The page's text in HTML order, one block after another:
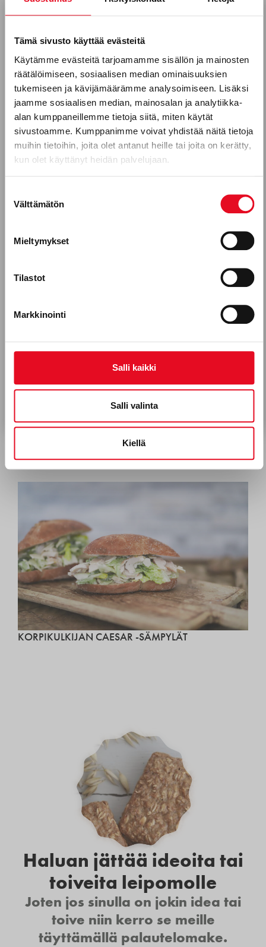
Tämä sivusto käyttää evästeitä
Käytämme evästeitä tarjoamamme sisällön ja mainosten
räätälöimiseen, sosiaalisen median ominaisuuksien
tukemiseen ja kävijämäärämme analysoimiseen. Lisäksi
jaamme sosiaalisen median, mainosalan ja analytiikka-
alan kumppaneillemme tietoja siitä, miten käytät
sivustoamme. Kumppanimme voivat yhdistää näitä tietoja
muihin tietoihin, joita olet antanut heille tai joita on kerätty,
kun olet käyttänyt heidän palvelujaan.
valinta
Välttämätön
Mieltymykset
Tilastot
Markkinointi
Salli kaikki
Salli valinta
Kiellä
KANANMUNATAHNA
KORPIKULKIJAN CAESAR -SÄMPYLÄT
Haluan jättää ideoita tai
toiveita leipomolle
Joten jos sinulla on jokin idea tai
toive niin kerro se meille
täyttämällä palautelomake.
Tilaa uutiskirjeemme
Puhelinnumero
Mitkä seuraavista aihealueista
kiinnostavat sinua?
Reseptit
Porokylän leipomo Oy, leipomoala
Hyväksyn Porokylän Leipomo Oy:n viestinnän.*
Tietosuojaseloste
Tilaa uutiskirje